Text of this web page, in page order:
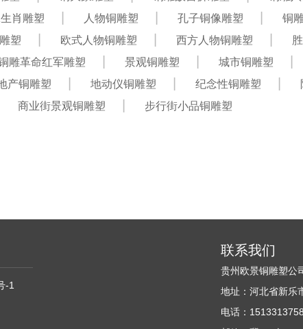
肖雕塑 人物铜雕塑 孔子铜像雕塑 铜
塑 欧式人物铜雕塑 西方人物铜雕塑
雕革命红军雕塑 景观铜雕塑 城市铜雕塑
产铜雕塑 地动仪铜雕塑 纪念性铜雕塑
商业街景观铜雕塑
步行街小品铜雕塑
-1
联系我们
贵州欧景铜雕塑公
地址：河北省新乐
电话：